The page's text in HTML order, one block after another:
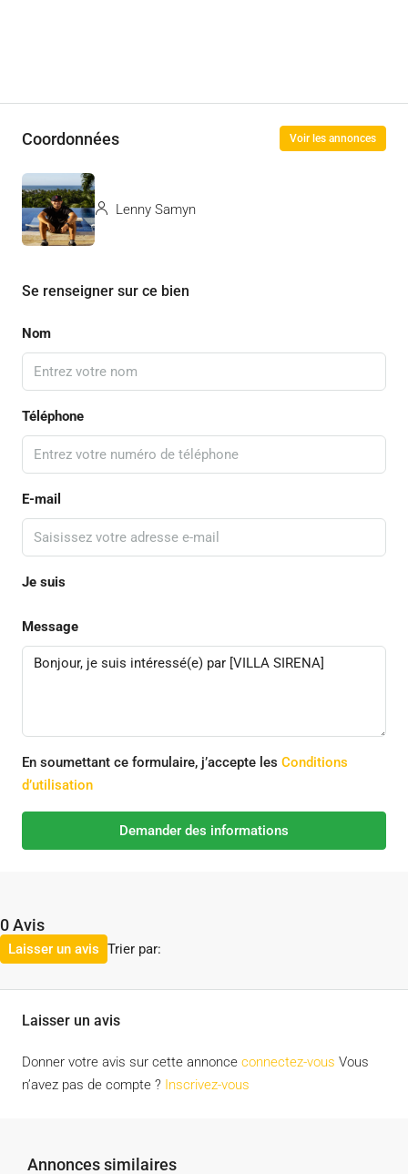
Coordonnées Voir les annonces
Lenny Samyn
Se renseigner sur ce bien
Nom
Téléphone
E-mail
Je suis
Message
En soumettant ce formulaire, j’accepte les Conditions
d’utilisation
Demander des informations
0 Avis
Trier par:
Laisser un avis
Laisser un avis
Donner votre avis sur cette annonce connectez-vous Vous
n’avez pas de compte ? Inscrivez-vous
Annonces similaires